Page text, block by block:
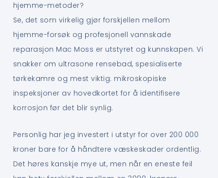
hjemme-metoder?
Se, det som virkelig gjør forskjellen mellom
hjemme-forsøk og profesjonell vannskade
reparasjon Mac Moss er utstyret og kunnskapen. Vi
snakker om ultrasone rensebad, spesialiserte
tørkekamre og mest viktig: mikroskopiske
inspeksjoner av hovedkortet for å identifisere
korrosjon før det blir synlig.
Personlig har jeg investert i utstyr for over 200 000
kroner bare for å håndtere væskeskader ordentlig.
Det høres kanskje mye ut, men når en eneste feil